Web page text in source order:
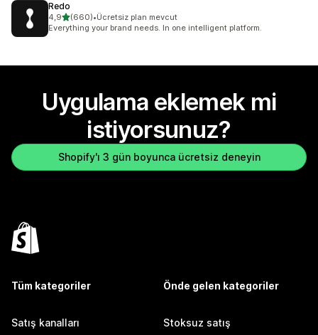
Redo
4,95 yıldız üzerinden
(660)
toplam 660 değerlendirme
•Ücretsiz plan mevcut
Everything your brand needs. In one intelligent platform.
Uygulama eklemek mi
istiyorsunuz?
Shopify'ı 3 gün boyunca ücretsiz deneyin
Tüm kategoriler
Satış kanalları
Önde gelen kategoriler
Stoksuz satış